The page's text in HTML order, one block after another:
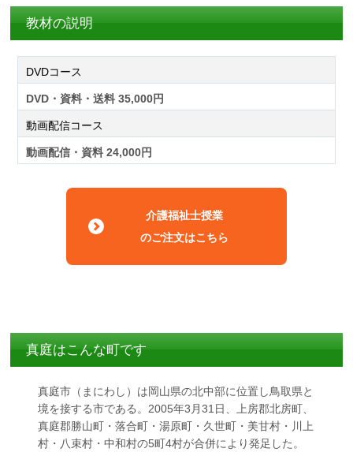
教材の説明
DVDコース
DVD・資料・送料 35,000円
動画配信コース
動画配信・資料 24,000円
介護福祉士授業
のご注文はこちら
真庭はこんな町です
真庭市（まにわし）は岡山県の北中部に位置し鳥取県と
境を接する市である。2005年3月31日、上房郡北房町、
真庭郡勝山町・落合町・湯原町・久世町・美甘村・川上
村・八束村・中和村の5町4村が合併により発足した。